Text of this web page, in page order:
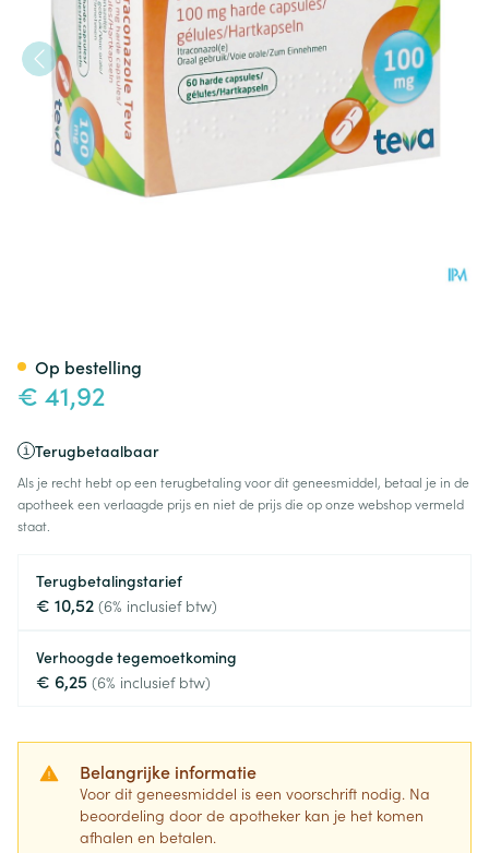
€ 41,92
Terugbetaalbaar
Als je recht hebt op een terugbetaling voor dit geneesmiddel, betaal je in de
apotheek een verlaagde prijs en niet de prijs die op onze webshop vermeld
staat.
Terugbetalingstarief
€ 10,52 (6% inclusief btw)
Verhoogde tegemoetkoming
€ 6,25 (6% inclusief btw)
Belangrijke informatie
Voor dit geneesmiddel is een voorschrift nodig. Na
beoordeling door de apotheker kan je het komen
afhalen en betalen.
Op bestelling